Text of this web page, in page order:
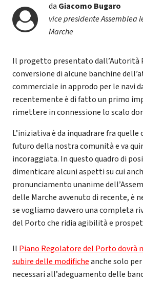
da Giacomo Bugaro
vice presidente Assemblea
Marche
Il progetto presentato dall’Autorità
conversione di alcune banchine
commerciale in approdo per le navi
recentemente è di fatto un primo
rimettere in connessione lo scalo
L’iniziativa è da inquadrare fra quelle
futuro della nostra comunità e va
incoraggiata. In questo quadro di
dimenticare alcuni aspetti su cui
pronunciamento unanime
delle Marche avvenuto di recente, è
se vogliamo davvero una completa
del Porto che ridia agibilità e
Il Piano Regolatore del Porto dovrà
subire delle modificheanche solo
necessari all’adeguamento delle